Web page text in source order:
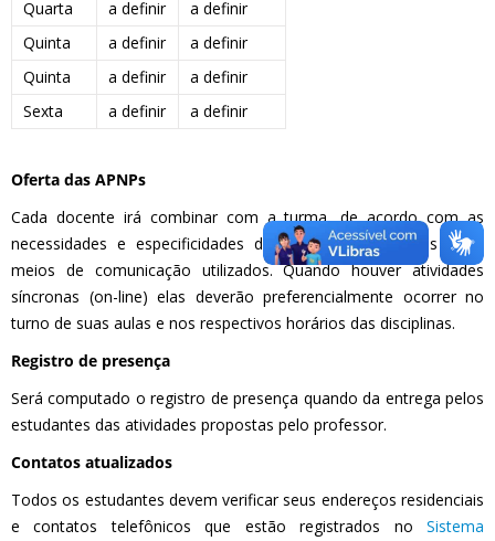
Quarta a definir
a definir
Quinta
a definir
a definir
Quinta
a definir
a definir
Sexta
a definir a definir
Oferta das APNPs
Cada docente irá combinar com a turma, de acordo com as
necessidades e especificidades da disciplina, as formas e os
meios de comunicação utilizados. Quando houver atividades
síncronas (on-line) elas deverão preferencialmente ocorrer no
turno de suas aulas e nos respectivos horários das disciplinas.
Registro de presença
Será computado o registro de presença quando da entrega pelos
estudantes das atividades propostas pelo professor.
Contatos atualizados
Todos os estudantes devem verificar seus endereços residenciais
e contatos telefônicos que estão registrados no Sistema